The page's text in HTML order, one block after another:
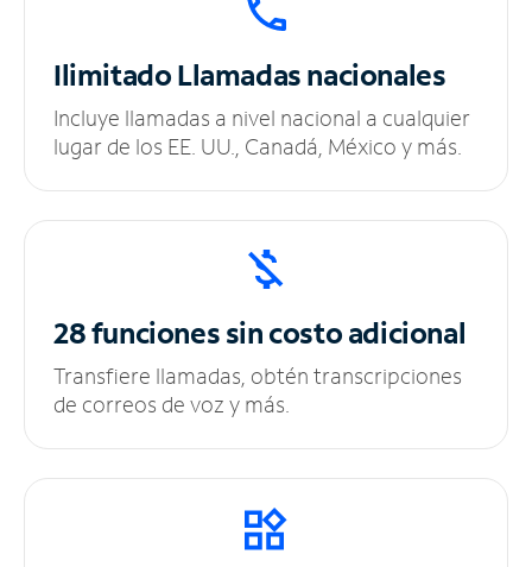
IlimitadoLlamadas nacionales
Incluye llamadas a nivel nacional a cualquier
lugar de los EE. UU., Canadá, México y más.
28 funciones sincosto adicional
Transfiere llamadas, obtén transcripciones
de correos de voz y más.